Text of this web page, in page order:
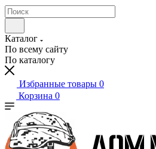
Каталог
По всему сайту
По каталогу
Избранные товары 0
Корзина 0